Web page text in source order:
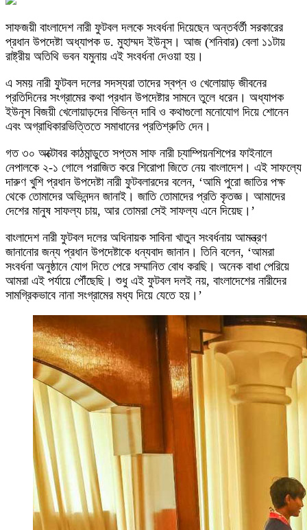
সাফজয়ী বাংলাদেশ নারী ফুটবল দলকে সংবর্ধনা দিয়েছেন অন্তর্বর্তী সরকারের
প্রধান উপদেষ্টা অধ্যাপক ড. মুহাম্মদ ইউনূস। আজ (শনিবার) বেলা ১১টায়
রাষ্ট্রীয় অতিথি ভবন যমুনায় এই সংবর্ধনা দেওয়া হয়।
এ সময় নারী ফুটবল দলের সদস্যরা তাদের স্বপ্ন ও খেলোয়াড় জীবনের
প্রতিদিনের সংগ্রামের কথা প্রধান উপদেষ্টার সামনে তুলে ধরেন। অধ্যাপক
ইউনূস বিজয়ী খেলোয়াড়দের বিভিন্ন দাবি ও কথাগুলো মনোযোগ দিয়ে শোনেন
এবং অগ্রাধিকারভিত্তিতে সমাধানের প্রতিশ্রুতি দেন।
গত ৩০ অক্টোবর কাঠমান্ডুতে সপ্তম সাফ নারী চ্যাম্পিয়নশিপের ফাইনালে
নেপালকে ২-১ গোলে পরাজিত করে শিরোপা জিতে নেয় বাংলাদেশ। এই সাফল্যে
দারুণ খুশি প্রধান উপদেষ্টা নারী ফুটবলারদের বলেন, ‘আমি পুরো জাতির পক্ষ
থেকে তোমাদের অভিনন্দন জানাই। জাতি তোমাদের প্রতি কৃতজ্ঞ। আমাদের
দেশের মানুষ সাফল্য চায়, আর তোমরা সেই সাফল্য এনে দিয়েছ।’
বাংলাদেশ নারী ফুটবল দলের অধিনায়ক সাবিনা খাতুন সংবর্ধনায় আমন্ত্রণ
জানানোর জন্য প্রধান উপদেষ্টাকে ধন্যবাদ জানান। তিনি বলেন, ‘আমরা
সংবর্ধনা অনুষ্ঠানে যোগ দিতে পেরে সম্মানিত বোধ করছি। অনেক বাধা পেরিয়ে
আমরা এই পর্যায়ে পৌঁছেছি। শুধু এই ফুটবল দলই নয়, বাংলাদেশের নারীদের
সামগ্রিকভাবে নানা সংগ্রামের মধ্য দিয়ে যেতে হয়।’